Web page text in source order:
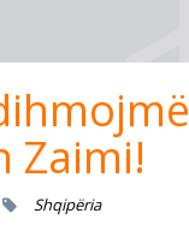
Zaimi!
Shqipëria